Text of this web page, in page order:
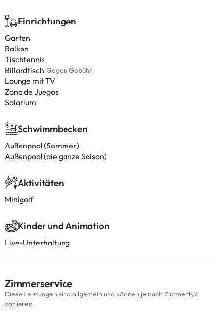
Einrichtungen
Garten
Balkon
Tischtennis
Billardtisch Gegen Gebühr
Lounge mit TV
Zona de Juegos
Solarium
Schwimmbecken
Außenpool (Sommer)
Außenpool (die ganze Saison)
Aktivitäten
Minigolf
Kinder und Animation
Live-Unterhaltung
Zimmerservice
Diese Leistungen sind allgemein und können je nach Zimmertyp
variieren.